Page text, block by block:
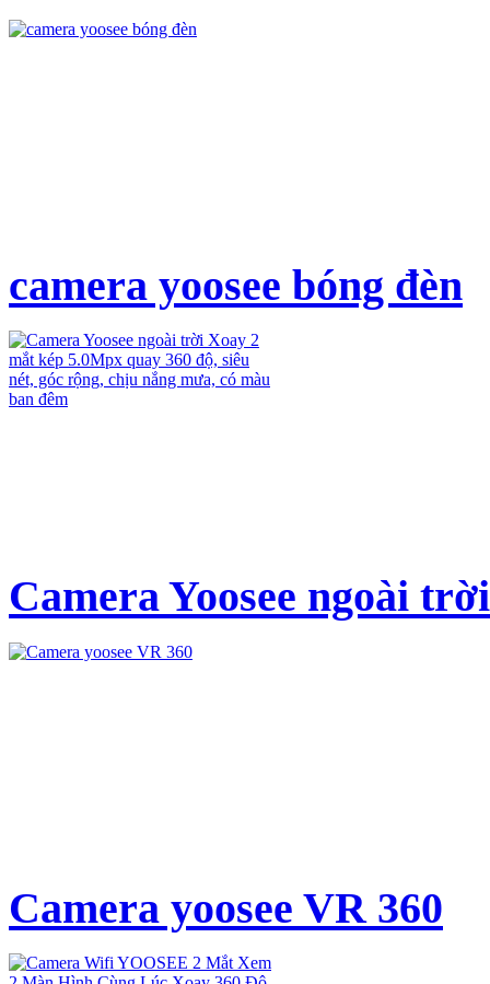
camera yoosee bóng đèn
Camera Yoosee ngoài
Camera yoosee VR 360